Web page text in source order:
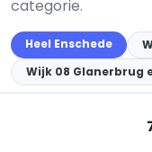
categorie.
Heel Enschede
Wijk 08 Glanerbrug